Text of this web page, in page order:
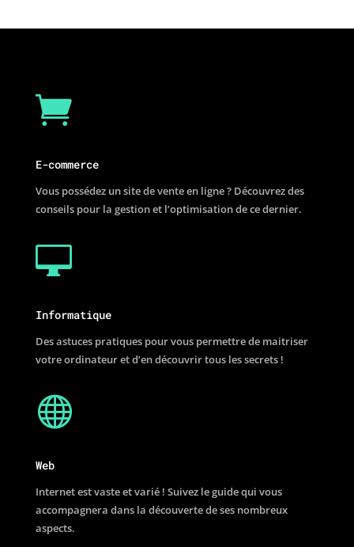

E-commerce
Vous possédez un site de vente en ligne ? Découvrez des
conseils pour la gestion et l’optimisation de ce dernier.

Informatique
Des astuces pratiques pour vous permettre de maitriser
votre ordinateur et d’en découvrir tous les secrets !

Web
Internet est vaste et varié ! Suivez le guide qui vous
accompagnera dans la découverte de ses nombreux
aspects.